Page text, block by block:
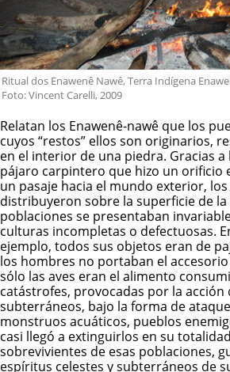
Ritual dos Enawenê Nawê, Terra Indígena
Foto: Vincent Carelli, 2009
Relatan los Enawenê-nawê que los
cuyos “restos” ellos son originarios,
en el interior de una piedra. Gracias a
pájaro carpintero que hizo un orificio
un pasaje hacia el mundo exterior,
distribuyeron sobre la superficie de la
poblaciones se presentaban
culturas incompletas o defectuosas.
ejemplo, todos sus objetos eran de
los hombres no portaban el
sólo las aves eran el alimento
catástrofes, provocadas por la acción
subterráneos, bajo la forma de
monstruos acuáticos, pueblos
casi llegó a extinguirlos en su
sobrevivientes de esas poblaciones,
espíritus celestes y subterráneos de